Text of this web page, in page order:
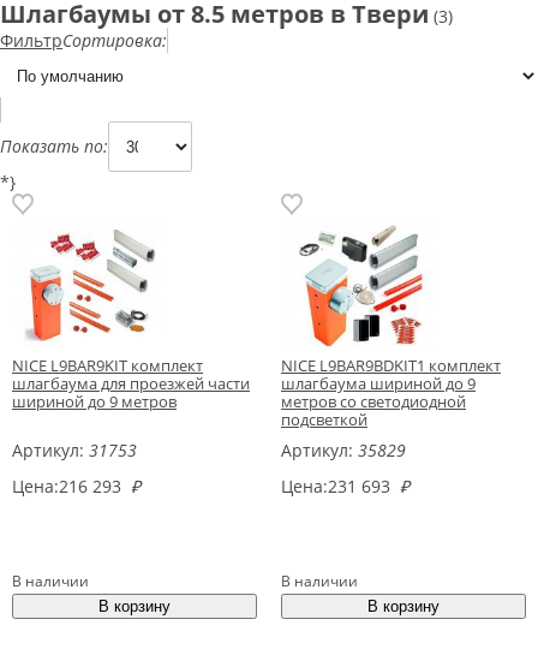
Шлагбаумы от 8.5 метров в Твери (3)
ФильтрСортировка:
Показать по:
*}
NICE L9BAR9KIT комплект
шлагбаума для проезжей части
шириной до 9 метров
Артикул: 31753
Цена:216 293 ₽
В наличии
NICE L9BAR9BDKIT1 комплект
шлагбаума шириной до 9
метров со светодиодной
подсветкой
Артикул: 35829
Цена:231 693 ₽
В наличии